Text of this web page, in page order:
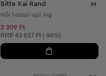
Bitte Kai Rand M
Női hosszú ujjú ing
2 209 Ft
Ajánlott ár:
RRP 43 637 Ft (-94%)